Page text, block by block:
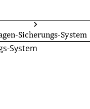
Sicherungs-System
System